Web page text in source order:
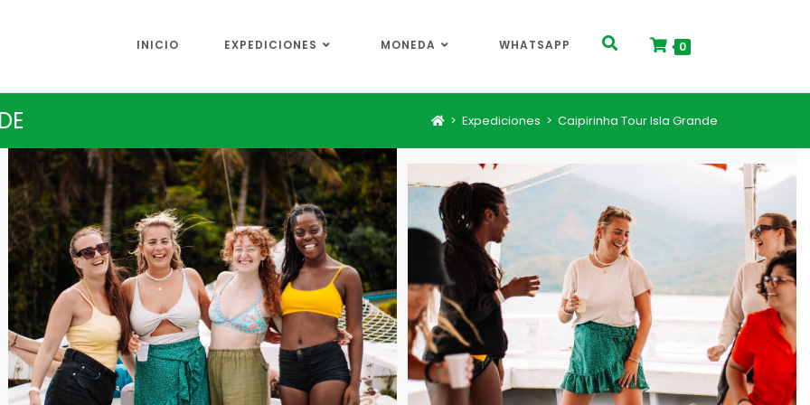
INICIO EXPEDICIONES MONEDA WHATSAPP 0
> Expediciones > Caipirinha Tour Isla Grande